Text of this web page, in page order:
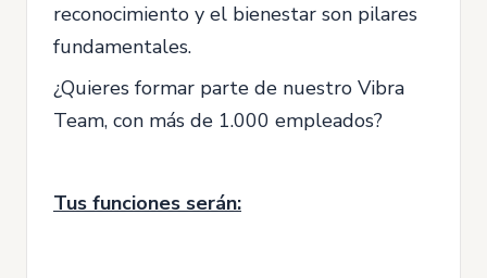
reconocimiento y el bienestar son pilares
fundamentales.
¿Quieres formar parte de nuestro Vibra
Team, con más de 1.000 empleados?
Tus funciones serán: